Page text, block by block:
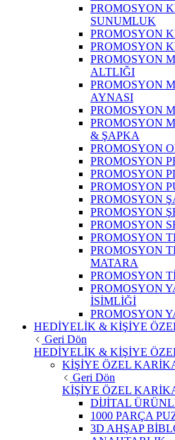
PROMOSYON
SUNUMLUK
PROMOSYON
PROMOSYON
PROMOSYON
ALTLIĞI
PROMOSYON
AYNASI
PROMOSYON
PROMOSYON
& ŞAPKA
PROMOSYON
PROMOSYON
PROMOSYON
PROMOSYON
PROMOSYON
PROMOSYON
PROMOSYON
PROMOSYON
PROMOSYON
MATARA
PROMOSYON
PROMOSYON
İSİMLİĞİ
PROMOSYON
HEDİYELİK & KİŞİYE
Geri Dön
HEDİYELİK & KİŞİYE
KİŞİYE ÖZEL
Geri Dön
KİŞİYE ÖZEL
DİJİTAL
1000 PARÇA
3D AHŞAP